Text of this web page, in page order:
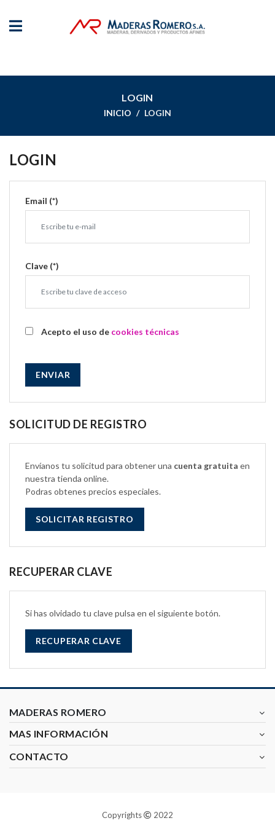
LOGIN
INICIO LOGIN
LOGIN
Email (*)
Clave (*)
Acepto el uso de cookies técnicas
ENVIAR
SOLICITUD DE REGISTRO
Envíanos tu solicitud para obtener una cuenta gratuita en
nuestra tienda online.
Podras obtenes precios especiales.
SOLICITAR REGISTRO
RECUPERAR CLAVE
Si has olvidado tu clave pulsa en el siguiente botón.
RECUPERAR CLAVE
MADERAS ROMERO
MAS INFORMACIÓN
CONTACTO
Copyrights 2022